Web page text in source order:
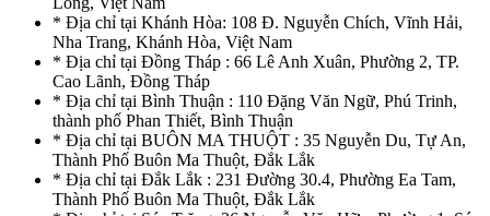
* Địa chỉ tại Khánh Hòa: 108 Đ. Nguyễn Chích, Vĩnh Hải,
Nha Trang, Khánh Hòa, Việt Nam
* Địa chỉ tại Đồng Tháp : 66 Lê Anh Xuân, Phường 2, TP.
Cao Lãnh, Đồng Tháp
* Địa chỉ tại Bình Thuận : 110 Đặng Văn Ngữ, Phú Trinh,
thành phố Phan Thiết, Bình Thuận
* Địa chỉ tại BUÔN MA THUỘT : 35 Nguyễn Du, Tự An,
Thành Phố Buôn Ma Thuột, Đắk Lắk
* Địa chỉ tại Đắk Lắk : 231 Đường 30.4, Phường Ea Tam,
Thành Phố Buôn Ma Thuột, Đắk Lắk